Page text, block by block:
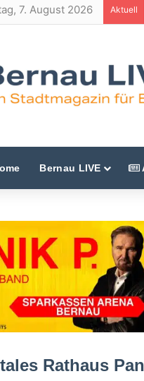
7. August 2026 Aktuell
Bernau LIVE
Rathaus